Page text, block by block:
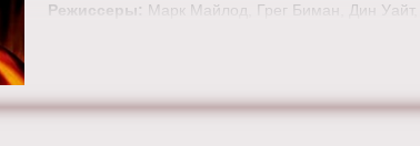
Режиссеры: Марк Майлод, Грег Биман, Дин
Эмиел, Киаран Доннелли, Гай Ферленд, Энди